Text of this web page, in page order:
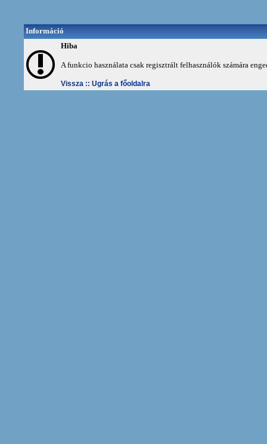
Információ
Hiba
A funkcio használata csak regisztrált felhasználók számára
Vissza :: Ugrás a főoldalra